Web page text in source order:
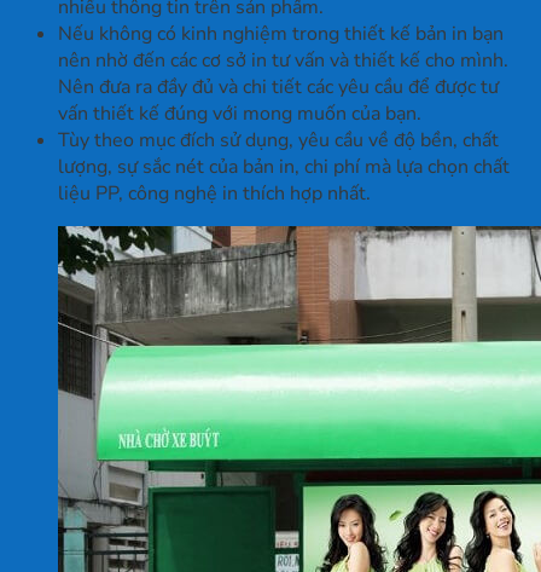
nhiều thông tin trên sản phẩm.
Nếu không có kinh nghiệm trong thiết kế bản in bạn
nên nhờ đến các cơ sở in tư vấn và thiết kế cho mình.
Nên đưa ra đầy đủ và chi tiết các yêu cầu để được tư
vấn thiết kế đúng với mong muốn của bạn.
Tùy theo mục đích sử dụng, yêu cầu về độ bền, chất
lượng, sự sắc nét của bản in, chi phí mà lựa chọn chất
liệu PP, công nghệ in thích hợp nhất.